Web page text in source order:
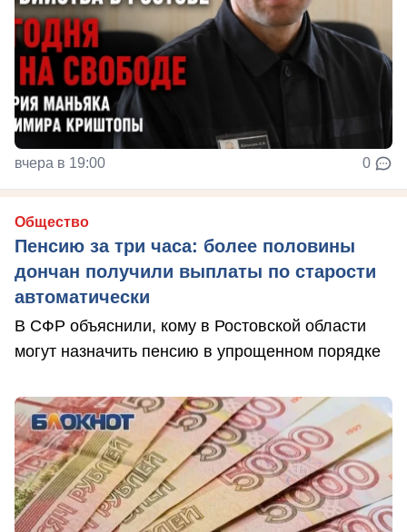
вчера в 19:00 0
Общество
Пенсию за три часа: более половины
дончан получили выплаты по старости
автоматически
В СФР объяснили, кому в Ростовской области
могут назначить пенсию в упрощенном порядке